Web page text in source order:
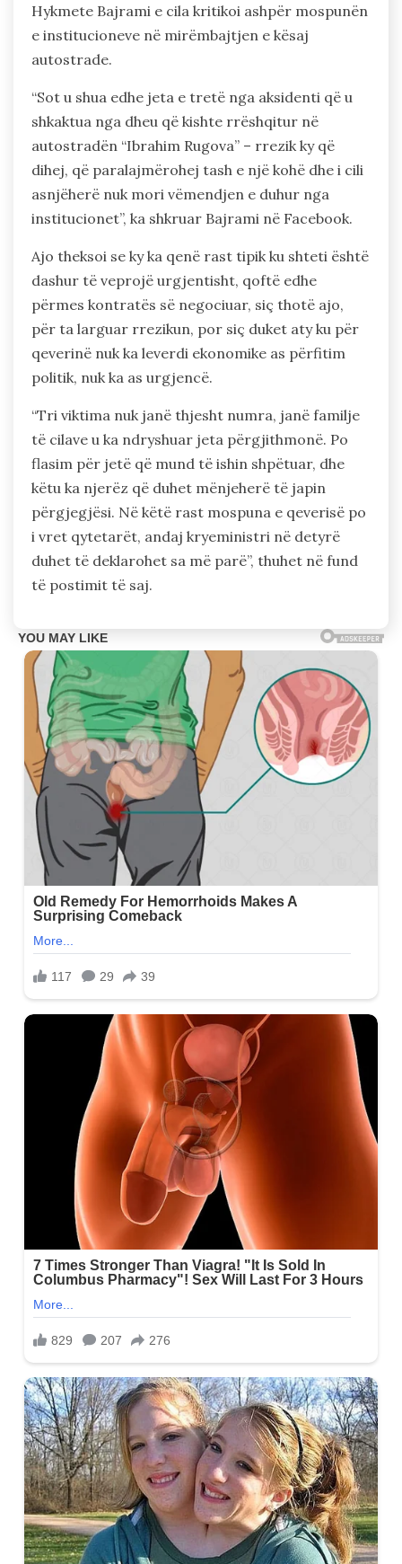
Hykmete Bajrami e cila kritikoi ashpër mospunën
e institucioneve në mirëmbajtjen e kësaj
autostrade.
“Sot u shua edhe jeta e tretë nga aksidenti që u
shkaktua nga dheu që kishte rrëshqitur në
autostradën “Ibrahim Rugova” – rrezik ky që
dihej, që paralajmërohej tash e një kohë dhe i cili
asnjëherë nuk mori vëmendjen e duhur nga
institucionet”, ka shkruar Bajrami në Facebook.
Ajo theksoi se ky ka qenë rast tipik ku shteti është
dashur të veprojë urgjentisht, qoftë edhe
përmes kontratës së negociuar, siç thotë ajo,
për ta larguar rrezikun, por siç duket aty ku për
qeverinë nuk ka leverdi ekonomike as përfitim
politik, nuk ka as urgjencë.
“Tri viktima nuk janë thjesht numra, janë familje
të cilave u ka ndryshuar jeta përgjithmonë. Po
flasim për jetë që mund të ishin shpëtuar, dhe
këtu ka njerëz që duhet mënjeherë të japin
përgjegjësi. Në këtë rast mospuna e qeverisë po
i vret qytetarët, andaj kryeministri në detyrë
duhet të deklarohet sa më parë”, thuhet në fund
të postimit të saj.